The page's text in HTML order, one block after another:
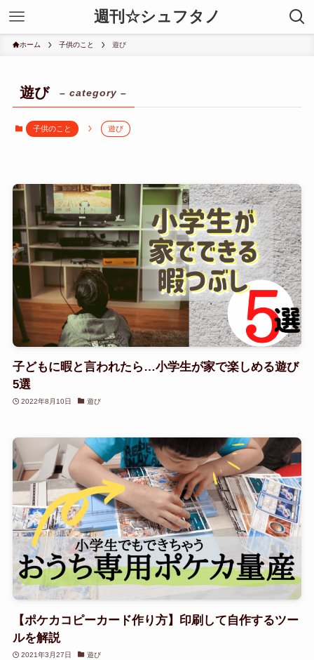
週刊☆シュフタノ
ホーム 子供のこと 遊び
遊び – category –
子供のこと 遊び
子どもに暇と言われたら…小学生が家で楽しめる遊び
5選
2022年8月10日 遊び
【ポケカコピーカード作り方】印刷して自作するツー
ルを解説
2021年3月27日 遊び